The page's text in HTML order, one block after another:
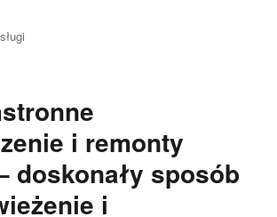
i remonty
doskonały sposób
i